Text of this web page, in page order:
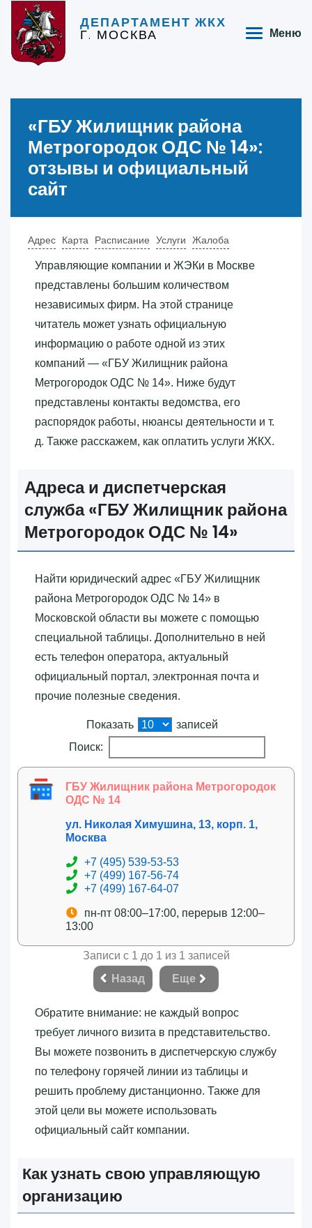
ДЕПАРТАМЕНТ ЖКХ
Г. МОСКВА Меню
«‎ГБУ Жилищник района
Метрогородок ОДС № 14»‎:
отзывы и официальный
сайт
Адрес Карта Расписание Услуги Жалоба
Управляющие компании и ЖЭКи в Москве
представлены большим количеством
независимых фирм. На этой странице
читатель может узнать официальную
информацию о работе одной из этих
компаний — «‎ГБУ Жилищник района
Метрогородок ОДС № 14»‎. Ниже будут
представлены контакты ведомства, его
распорядок работы, нюансы деятельности и т.
д. Также расскажем, как оплатить услуги ЖКХ.
Адреса и диспетчерская
служба «‎ГБУ Жилищник района
Метрогородок ОДС № 14»‎
Найти юридический адрес «‎ГБУ Жилищник
района Метрогородок ОДС № 14»‎ в
Московской области вы можете с помощью
специальной таблицы. Дополнительно в ней
есть телефон оператора, актуальный
официальный портал, электронная почта и
прочие полезные сведения.
Показать
записей
Поиск:
ГБУ Жилищник района Метрогородок
ОДС № 14
ул. Николая Химушина, 13, корп. 1,
Москва
+7 (495) 539-53-53
+7 (499) 167-56-74
+7 (499) 167-64-07
пн-пт 08:00–17:00, перерыв 12:00–
13:00
Записи с 1 до 1 из 1 записей
Назад
Еще
Обратите внимание: не каждый вопрос
требует личного визита в представительство.
Вы можете позвонить в диспетчерскую службу
по телефону горячей линии из таблицы и
решить проблему дистанционно. Также для
этой цели вы можете использовать
официальный сайт компании.
Как узнать свою управляющую
организацию